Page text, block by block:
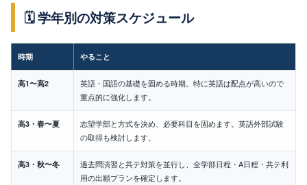
🗓️ 学年別の対策スケジュール
時期 やること
高1〜高2
英語・国語の基礎を固める時期。特に英語は配点が高いので
重点的に強化します。
高3・春〜夏
志望学部と方式を決め、必要科目を固めます。英語外部試験
の取得も検討します。
高3・秋〜冬
過去問演習と共テ対策を並行し、全学部日程・A日程・共テ利
用の出願プランを確定します。